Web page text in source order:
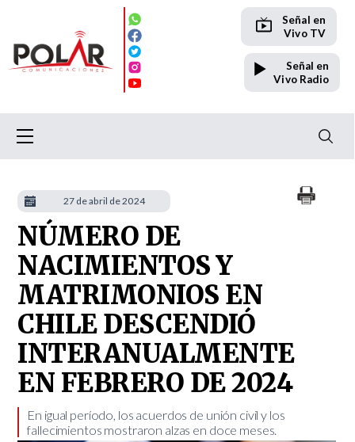
Señal en
Vivo TV
Señal en
Vivo Radio
NÚMERO DE
NACIMIENTOS Y
MATRIMONIOS EN
CHILE DESCENDIÓ
INTERANUALMENTE
EN FEBRERO DE 2024
En igual período, los acuerdos de unión civil y los
fallecimientos mostraron alzas en doce meses. ​
27 de abril de 2024